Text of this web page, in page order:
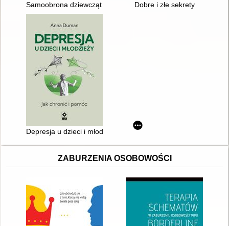
Samoobrona dziewcząt : naucz się bronić!Dobre i złe sekrety
Depresja u dzieci i młodzieży : jak chronić i pomóc
ZABURZENIA OSOBOWOŚCI